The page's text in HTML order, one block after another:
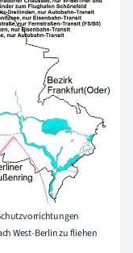
West-Berlin zu fliehen